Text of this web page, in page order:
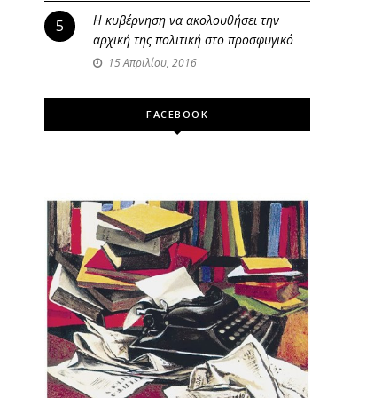
5
Η κυβέρνηση να ακολουθήσει την
αρχική της πολιτική στο προσφυγικό
15 Απριλίου, 2016
FACEBOOK